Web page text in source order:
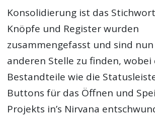
Konsolidierung ist das
Knöpfe und Register wurden
zusammengefasst und sind
anderen Stelle zu finden, wobei
Bestandteile wie die
Buttons für das Öffnen und
Projekts in’s Nirvana